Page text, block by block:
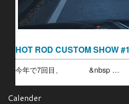
HOT ROD CUSTOM SHOW #1
今年で7回目、 &nbsp …
Calender